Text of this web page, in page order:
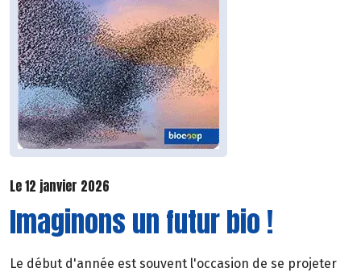
Le 12 janvier 2026
Imaginons un futur bio !
Le début d'année est souvent l'occasion de se projeter